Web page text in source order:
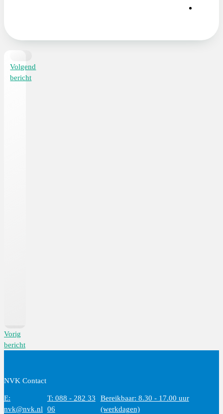
Vorig
bericht
Volgend
bericht
NVK Contact
E:
nvk@nvk.nl
T: 088 - 282 33
06
Bereikbaar: 8.30 - 17.00 uur
(werkdagen)